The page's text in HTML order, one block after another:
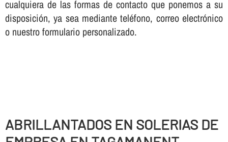
cualquiera de las formas de contacto que ponemos a su
disposición, ya sea mediante teléfono, correo electrónico
o nuestro formulario personalizado.
ABRILLANTADOS EN SOLERIAS DE